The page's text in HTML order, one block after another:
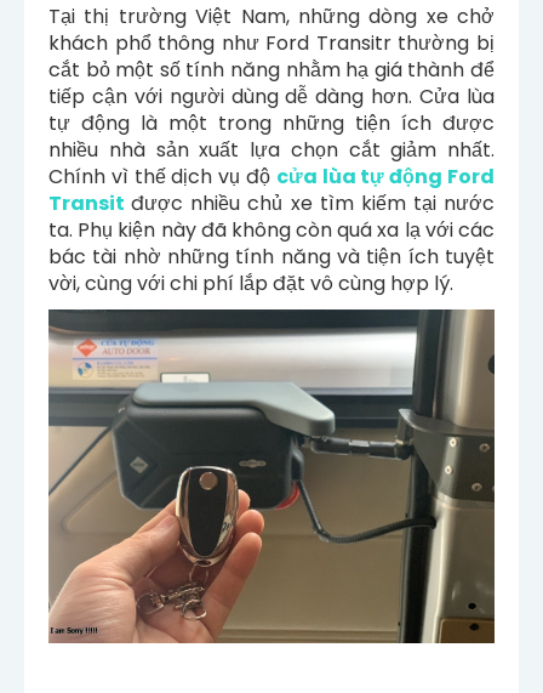
Tại thị trường Việt Nam, những dòng xe chở
khách phổ thông như Ford Transitr thường bị
cắt bỏ một số tính năng nhằm hạ giá thành để
tiếp cận với người dùng dễ dàng hơn. Cửa lùa
tự động là một trong những tiện ích được
nhiều nhà sản xuất lựa chọn cắt giảm nhất.
Chính vì thế dịch vụ độ cửa lùa tự động Ford
Transit được nhiều chủ xe tìm kiếm tại nước
ta. Phụ kiện này đã không còn quá xa lạ với các
bác tài nhờ những tính năng và tiện ích tuyệt
vời, cùng với chi phí lắp đặt vô cùng hợp lý.